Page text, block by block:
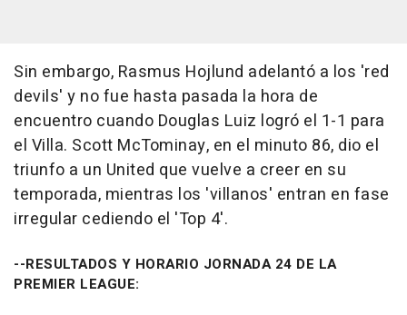
Sin embargo, Rasmus Hojlund adelantó a los 'red
devils' y no fue hasta pasada la hora de
encuentro cuando Douglas Luiz logró el 1-1 para
el Villa. Scott McTominay, en el minuto 86, dio el
triunfo a un United que vuelve a creer en su
temporada, mientras los 'villanos' entran en fase
irregular cediendo el 'Top 4'.
--RESULTADOS Y HORARIO JORNADA 24 DE LA
PREMIER LEAGUE: